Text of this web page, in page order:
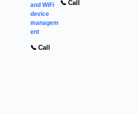
and WiFi
device
managem
ent
📞 Call
📞 Call